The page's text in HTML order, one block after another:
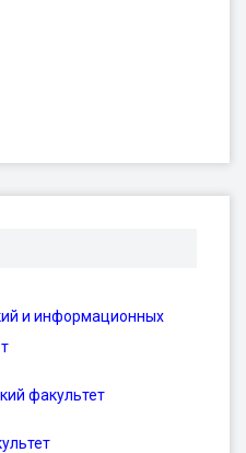
и информационных
факультет